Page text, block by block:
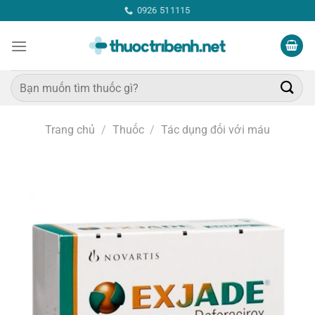
qua
nội
0926 511115
Tìm
kiếm:
Trang chủ / Thuốc / Tác dụng đối với máu